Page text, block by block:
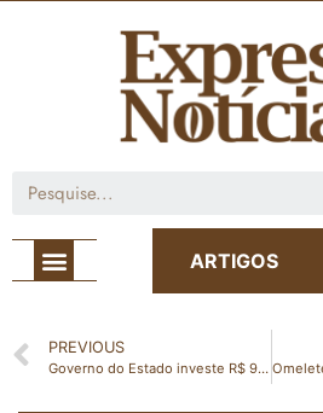
ARTIGOS
PREVIOUS
Governo do Estado investe R$ 9,9 milhões para calçar 28 trechos rurais em 2023